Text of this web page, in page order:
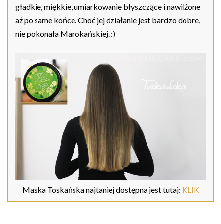
gładkie, miękkie, umiarkowanie błyszczące i nawilżone
aż po same końce. Choć jej działanie jest bardzo dobre,
nie pokonała Marokańskiej. :)
Maska Toskańska najtaniej dostępna jest tutaj: KLIK